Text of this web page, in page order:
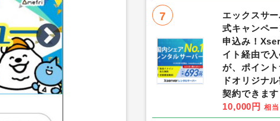
7
エックスサ
式キャンペ
申込み！
イト経由で
が、ポイン
ドオリジナ
契約できます
10,000円 相当